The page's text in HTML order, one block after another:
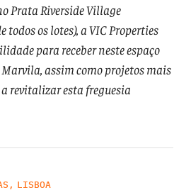
Prata Riverside Village
todos os lotes), a VIC Properties
para receber neste espaço
assim como projetos mais
revitalizar esta freguesia
, LISBOA